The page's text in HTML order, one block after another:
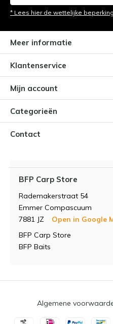
* Lees hier de wettelijke
Meer informatie
Klantenservice
Mijn account
Categorieën
Contact
BFP Carp Store
Rademakerstraat 54
Emmer Compascuum
7881 JZ
Open in Google
BFP Carp Store
BFP Baits
Algemene